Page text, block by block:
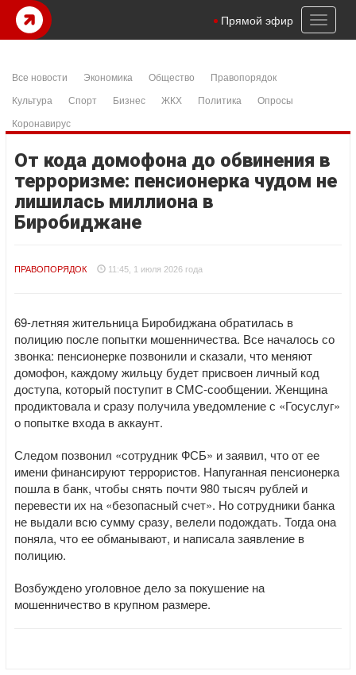
Toggle
Прямой эфир
Все новости Экономика Общество
Правопорядок
Культура
Спорт Бизнес ЖКХ Политика
Опросы
Коронавирус
От кода домофона до обвинения в
терроризме: пенсионерка чудом не
лишилась миллиона в
Биробиджане
ПРАВОПОРЯДОК 11:45, 1 июля 2026 года
69-летняя жительница Биробиджана обратилась в
полицию после попытки мошенничества. Все началось со
звонка: пенсионерке позвонили и сказали, что меняют
домофон, каждому жильцу будет присвоен личный код
доступа, который поступит в СМС-сообщении. Женщина
продиктовала и сразу получила уведомление с «Госуслуг»
о попытке входа в аккаунт.
Следом позвонил «сотрудник ФСБ» и заявил, что от ее
имени финансируют террористов. Напуганная пенсионерка
пошла в банк, чтобы снять почти 980 тысяч рублей и
перевести их на «безопасный счет». Но сотрудники банка
не выдали всю сумму сразу, велели подождать. Тогда она
поняла, что ее обманывают, и написала заявление в
полицию.
Возбуждено уголовное дело за покушение на
мошенничество в крупном размере.